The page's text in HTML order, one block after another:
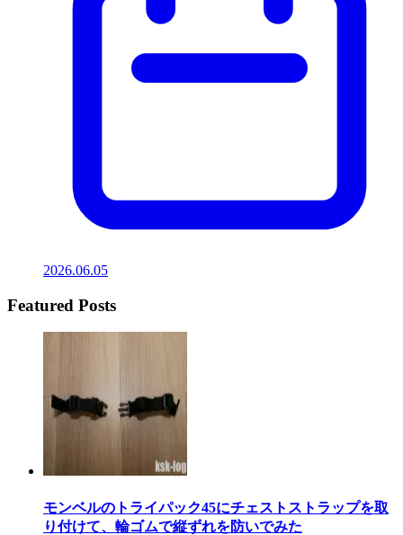
2026.06.05
Featured Posts
モンベルのトライパック45にチェストストラップを取
り付けて、輪ゴムで縦ずれを防いでみた